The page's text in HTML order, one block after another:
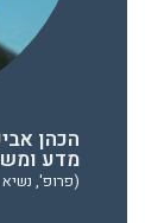
הכהן
מדע
(פרופ',